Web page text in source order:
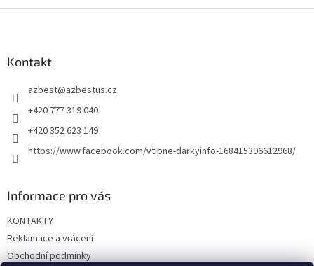
Kontakt
azbest@azbestus.cz
+420 777 319 040
+420 352 623 149
https://www.facebook.com/vtipne-darkyinfo-168415396612968/
Informace pro vás
KONTAKTY
Reklamace a vrácení
Obchodní podmínky